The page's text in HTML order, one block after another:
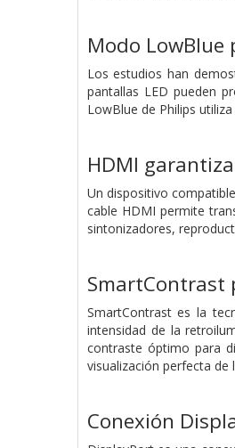
Modo
Los estudios han
pantallas LED pueden
LowBlue de Philips
HDMI
Un dispositivo
cable HDMI permite
sintonizadores,
SmartContrast
SmartContrast es la
intensidad de la
contraste óptimo para
visualización perfecta de
Conexión